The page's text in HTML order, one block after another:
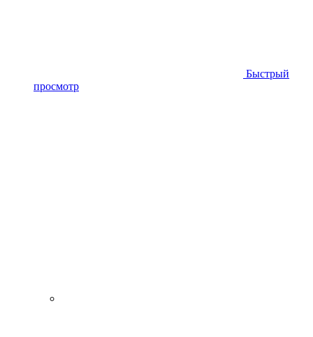
Быстрый
просмотр